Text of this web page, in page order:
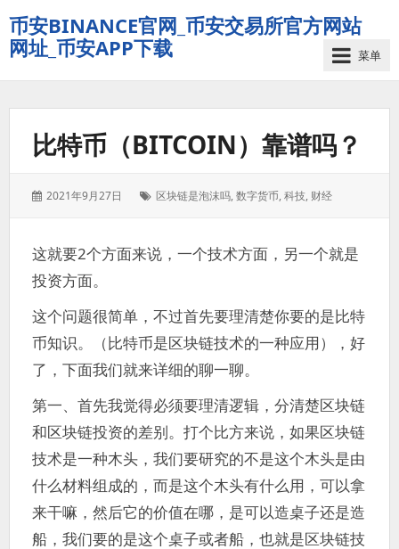
币安BINANCE官网_币安交易所官方网站
网址_币安APP下载
菜单
比特币（BITCOIN）靠谱吗？
发
2021年9月27日
标
区块链是泡沫吗,数字货币,科技, 财经
这就要2个方面来说，一个技术方面，另一个就是
投资方面。
这个问题很简单，不过首先要理清楚你要的是比特
币知识。（比特币是区块链技术的一种应用），好
了，下面我们就来详细的聊一聊。
第一、首先我觉得必须要理清逻辑，分清楚区块链
和区块链投资的差别。打个比方来说，如果区块链
技术是一种木头，我们要研究的不是这个木头是由
什么材料组成的，而是这个木头有什么用，可以拿
来干嘛，然后它的价值在哪，是可以造桌子还是造
船，我们要的是这个桌子或者船，也就是区块链技